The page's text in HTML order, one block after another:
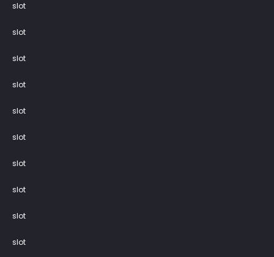
slot
slot
slot
slot
slot
slot
slot
slot
slot
slot